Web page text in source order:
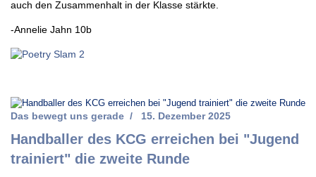
auch den Zusammenhalt in der Klasse stärkte.
-Annelie Jahn 10b
Handballer des KCG erreichen bei "Jugend
trainiert" die zweite Runde
Das bewegt uns gerade 15. Dezember 2025